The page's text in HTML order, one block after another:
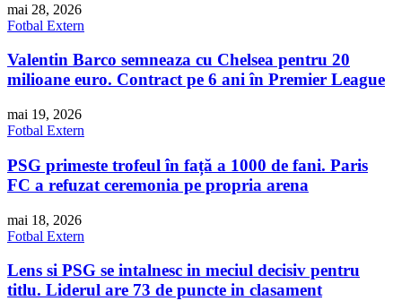
mai 28, 2026
Fotbal Extern
Valentin Barco semneaza cu Chelsea pentru 20
milioane euro. Contract pe 6 ani în Premier League
mai 19, 2026
Fotbal Extern
PSG primeste trofeul în față a 1000 de fani. Paris
FC a refuzat ceremonia pe propria arena
mai 18, 2026
Fotbal Extern
Lens si PSG se intalnesc in meciul decisiv pentru
titlu. Liderul are 73 de puncte in clasament